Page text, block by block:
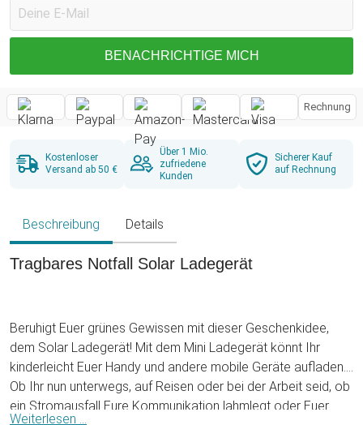
BENACHRICHTIGE MICH
Rechnung
Kostenloser
Versand ab 50 €
Über 1 Mio.
zufriedene
Kunden
Sicherer Kauf
auf Rechnung
Beschreibung Details
Tragbares Notfall Solar Ladegerät
Beruhigt Euer grünes Gewissen mit dieser Geschenkidee,
dem Solar Ladegerät! Mit dem Mini Ladegerät könnt Ihr
kinderleicht Euer Handy und andere mobile Geräte aufladen.
Ob Ihr nun unterwegs, auf Reisen oder bei der Arbeit seid, ob
ein Stromausfall Eure Kommunikation lahmlegt oder Euer
Weiterlesen ...